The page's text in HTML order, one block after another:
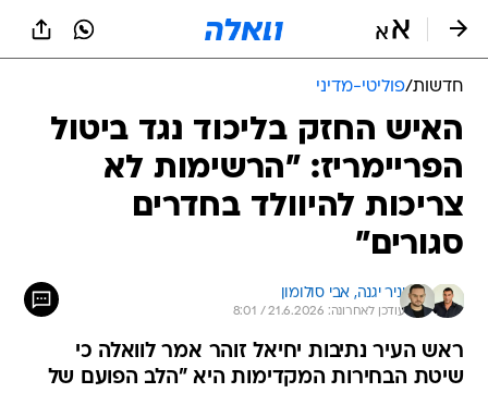
חדשות/פוליטי-מדיני
האיש החזק בליכוד נגד ביטול
הפריימריז: "הרשימות לא
צריכות להיוולד בחדרים
סגורים"
יניר יגנה, אבי סולומון
עודכן לאחרונה: 21.6.2026 / 8:01
ראש העיר נתיבות יחיאל זוהר אמר לוואלה כי
שיטת הבחירות המקדימות היא "הלב הפועם של